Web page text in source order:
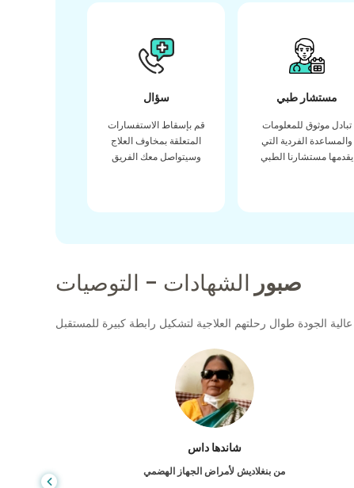
سؤال
قم بإسقاط الاستفسارات
المتعلقة بمخاوف العلاج
وسيتواصل معك الفريق
مستشار طبي
تبادل موثوق للمعلومات
والمساعدة الفردية التي
يقدمها مستشارنا الطبي
صبور الشهادات - التوصيات
شاندها داس
من بنغلاديش لأمراض الجهاز الهضمي